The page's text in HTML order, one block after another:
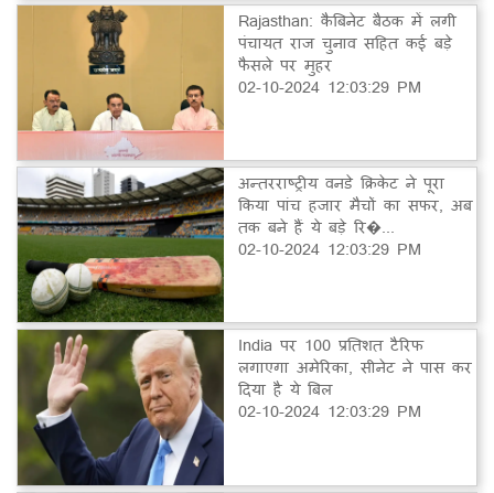
Rajasthan: कैबिनेट बैठक में लगी
पंचायत राज चुनाव सहित कई बड़े
फैसले पर मुहर
02-10-2024 12:03:29 PM
अन्तरराष्ट्रीय वनडे क्रिकेट ने पूरा
किया पांच हजार मैचों का सफर, अब
तक बने हैं ये बड़े रि�...
02-10-2024 12:03:29 PM
India पर 100 प्रतिशत टैरिफ
लगाएगा अमेरिका, सीनेट ने पास कर
दिया है ये बिल
02-10-2024 12:03:29 PM